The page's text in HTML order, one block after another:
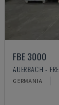
FBE 3000
AUERBACH -
GERMANIA